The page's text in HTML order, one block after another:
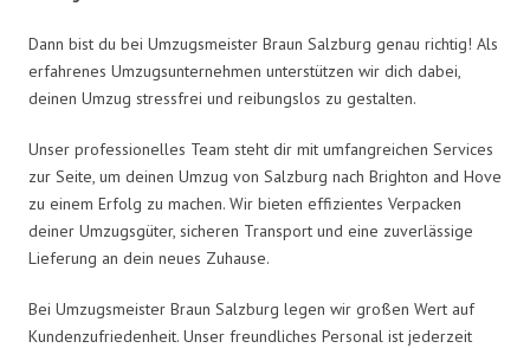
Dann bist du bei Umzugsmeister Braun Salzburg genau richtig! Als
erfahrenes Umzugsunternehmen unterstützen wir dich dabei,
deinen Umzug stressfrei und reibungslos zu gestalten.
Unser professionelles Team steht dir mit umfangreichen Services
zur Seite, um deinen Umzug von Salzburg nach Brighton and Hove
zu einem Erfolg zu machen. Wir bieten effizientes Verpacken
deiner Umzugsgüter, sicheren Transport und eine zuverlässige
Lieferung an dein neues Zuhause.
Bei Umzugsmeister Braun Salzburg legen wir großen Wert auf
Kundenzufriedenheit. Unser freundliches Personal ist jederzeit